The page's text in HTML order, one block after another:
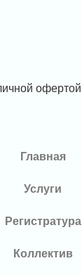
офертой
Главная
Услуги
Регистратура
Коллектив